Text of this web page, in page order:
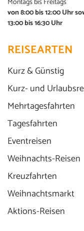
©
von 8:00 bis 12:00 Uhr
13:00 bis 16:30 Uhr
REISEARTEN
Kurz & Günstig
Kurz- und
Mehrtagesfahrten
Tagesfahrten
Eventreisen
Weihnachts-Reisen
Kreuzfahrten
Weihnachtsmarkt
Aktions-Reisen